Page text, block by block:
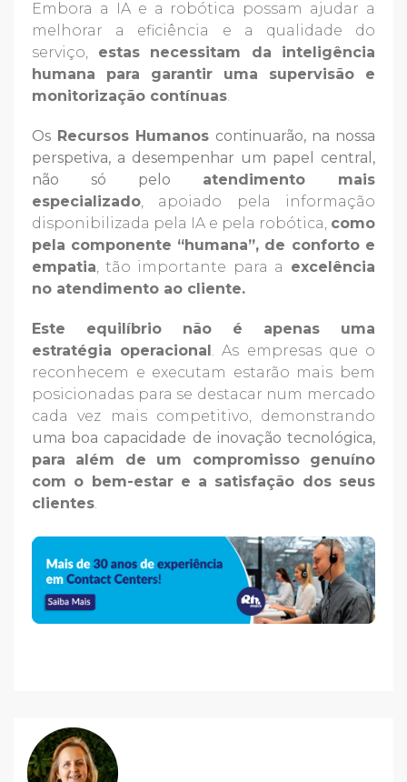
Embora a IA e a robótica possam ajudar a
melhorar a eficiência e a qualidade do
serviço, estas necessitam da inteligência
humana para garantir uma supervisão e
monitorização contínuas.
Os Recursos Humanos continuarão, na nossa
perspetiva, a desempenhar um papel central,
não só pelo atendimento mais
especializado, apoiado pela informação
disponibilizada pela IA e pela robótica, como
pela componente “humana”, de conforto e
empatia, tão importante para a excelência
no atendimento ao cliente.
Este equilíbrio não é apenas uma
estratégia operacional . As empresas que o
reconhecem e executam estarão mais bem
posicionadas para se destacar num mercado
cada vez mais competitivo, demonstrando
uma boa capacidade de inovação tecnológica,
para além de um compromisso genuíno
com o bem-estar e a satisfação dos seus
clientes.